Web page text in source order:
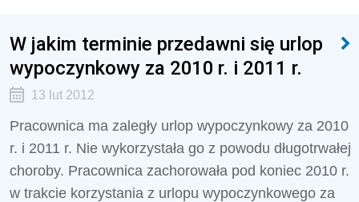
W jakim terminie przedawni się urlop
wypoczynkowy za 2010 r. i 2011 r.
13 lut 2012
Pracownica ma zaległy urlop wypoczynkowy za 2010
r. i 2011 r. Nie wykorzystała go z powodu długotrwałej
choroby. Pracownica zachorowała pod koniec 2010 r.
w trakcie korzystania z urlopu wypoczynkowego za